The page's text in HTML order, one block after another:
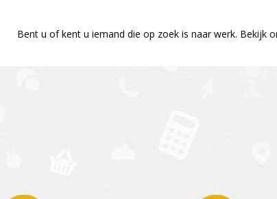
Bent u of kent u iemand die op zoek is naar werk. Bekijk